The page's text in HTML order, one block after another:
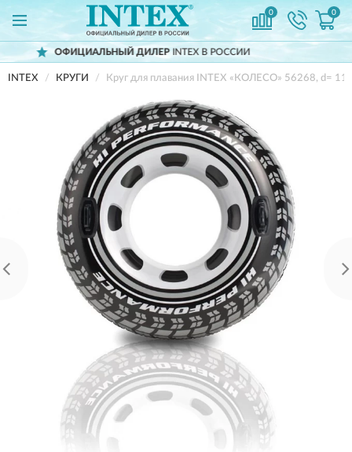
0 0
ДИЛЕРINTEX В РОССИИ
INTEX КРУГИ Круг для плавания INTEX «КОЛЕСО» 56268, d=